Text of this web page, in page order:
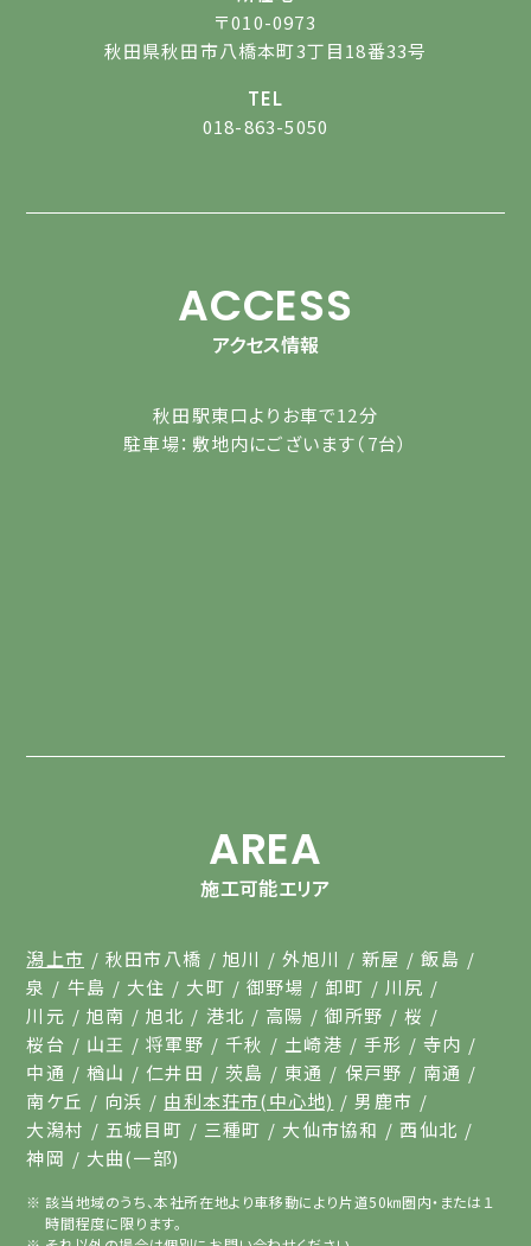
〒010-0973
秋田県秋田市八橋本町3丁目18番33号
TEL
018-863-5050
ACCESS
アクセス情報
秋田駅東口よりお車で12分
駐車場：敷地内にございます（7台）
AREA
施工可能エリア
潟上市 秋田市八橋 旭川 外旭川 新屋
飯島
泉
牛島 大住 大町 御野場 卸町
川尻
川元
旭南 旭北 港北 高陽 御所野
桜
桜台
山王 将軍野 千秋 土崎港 手形
寺内
中通
楢山 仁井田 茨島 東通 保戸野
南通
南ケ丘
向浜 由利本荘市(中心地)
男鹿市
大潟村
五城目町 三種町 大仙市協和
西仙北
神岡
大曲(一部)
該当地域のうち、本社所在地より車移動により片道50㎞圏内・または１
時間程度に限ります。